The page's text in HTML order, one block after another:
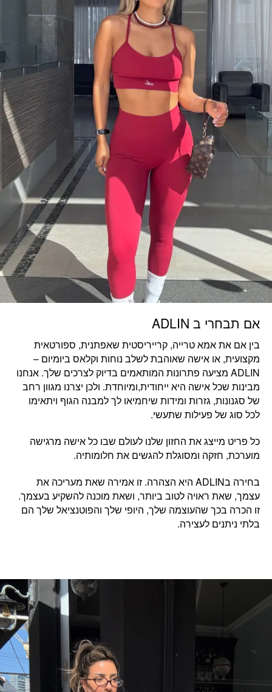
אם תבחרי ב ADLIN
בין אם אתאמא טרייה, קרייריסטית שאפתנית, ספורטאית
מקצועית, או אישה שאוהבת לשלב נוחות וקלאס ביומיום –
ADLIN מציעה פתרונות המותאמים בדיוק לצרכים שלך. אנחנו
מבינות שכל אישה היא ייחודית,ומיוחדת. ולכן יצרנו מגוון רחב
של סגנונות, גזרות ומידות שיחמיאו לך למבנה הגוף ויתאימו
לכל סוג של פעילות שתעשי.
כל פריט מייצג את החזון שלנו לעולם שבו כל אישה מרגישה
מוערכת, חזקה ומסוגלת להגשים את חלומותיה.
בחירה בADLIN היא הצהרה. זו
אמירה שאת מעריכה את
עצמך, שאת ראויה לטוב ביותר, ושאת מוכנה להשקיע בעצמך.
זו הכרה בכך שהעוצמה שלך, היופי שלך והפוטנציאל שלך הם
בלתי ניתנים לעצירה.